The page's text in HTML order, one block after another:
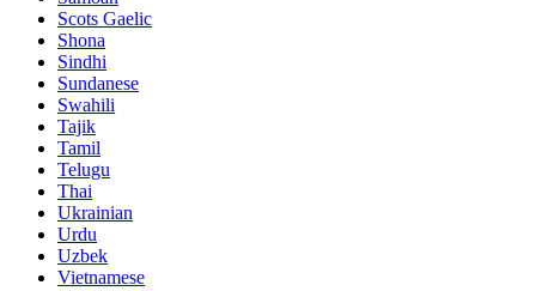
Scots Gaelic
Shona
Sindhi
Sundanese
Swahili
Tajik
Tamil
Telugu
Thai
Ukrainian
Urdu
Uzbek
Vietnamese